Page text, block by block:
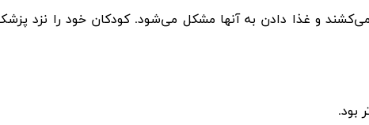
و غذا دادن به آنها مشکل می‌شود. کودکان خود را نزد
.